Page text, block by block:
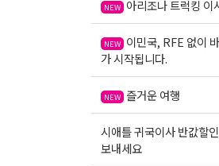
NEW 아리조나 트럭킹 이
NEW 이민국, RFE 없이
가 시작됩니다.
NEW 즐거운 여행
시애틀 귀국이사 반값할
보내세요